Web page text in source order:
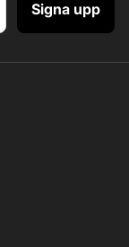
Signa upp